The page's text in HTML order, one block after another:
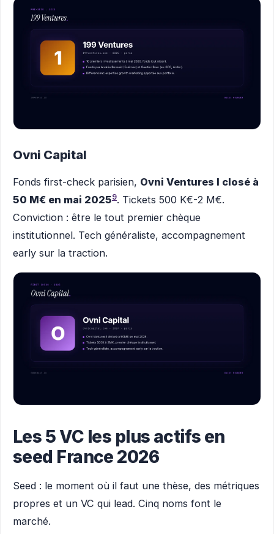
Ovni Capital
Fonds first-check parisien, Ovni Ventures I closé à
50 M€ en mai 20259. Tickets 500 K€-2 M€.
Conviction : être le tout premier chèque
institutionnel. Tech généraliste, accompagnement
early sur la traction.
Les 5 VC les plus actifs en
seed France 2026
Seed : le moment où il faut une thèse, des métriques
propres et un VC qui lead. Cinq noms font le
marché.